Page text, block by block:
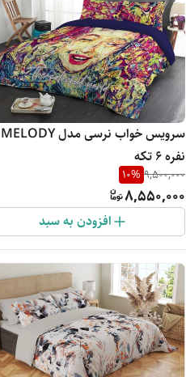
نفره 6 تکه
9,500,000
10%
8,550,000
افزودن به سبد